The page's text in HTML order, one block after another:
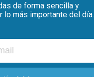
de forma sencilla y
lo más importante del día.